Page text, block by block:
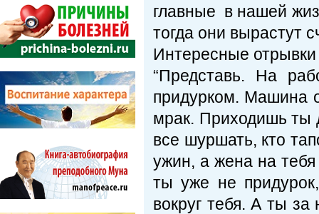
главные в нашей
тогда они вырастут
Интересные
“Представь. На
придурком. Машина
мрак. Приходишь ты
все шуршать, кто
ужин, а жена на тебя
ты уже не
вокруг тебя. А ты за